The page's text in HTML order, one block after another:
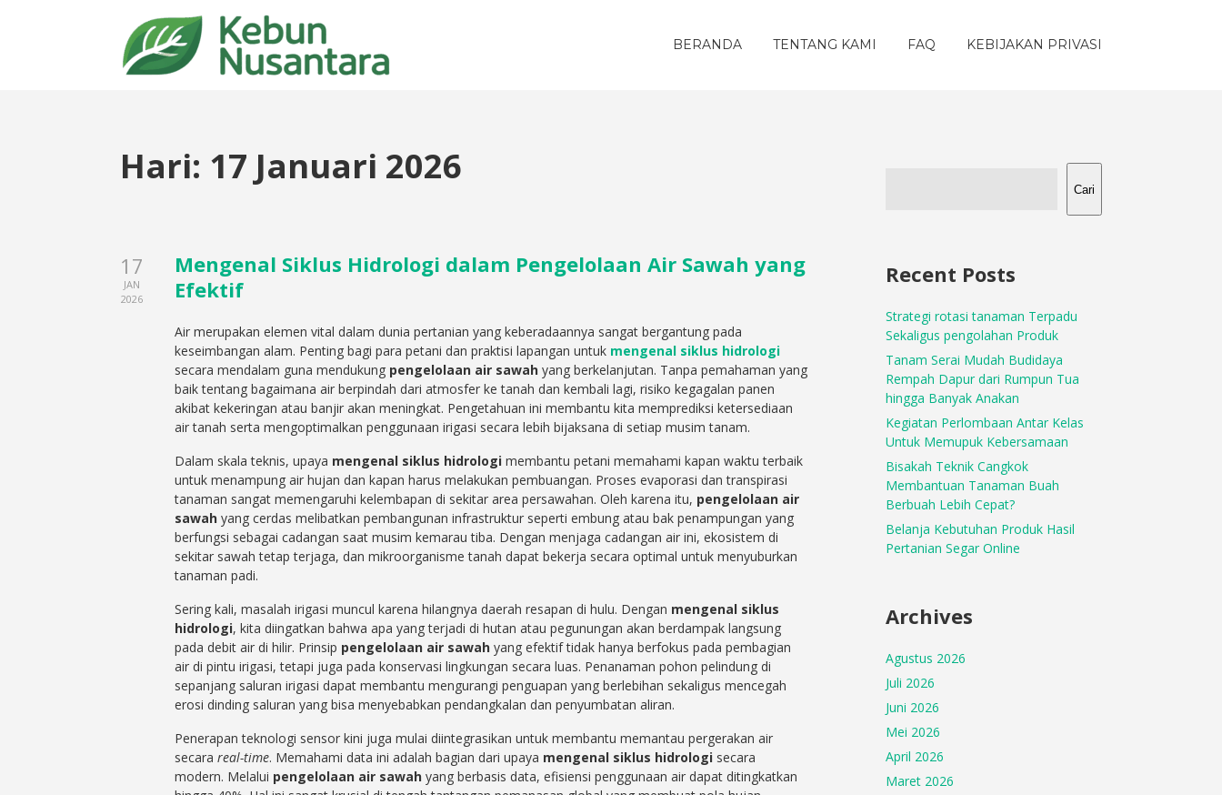
BERANDA TENTANG KAMI FAQ KEBIJAKAN PRIVASI
Hari: 17 Januari 2026
17
JAN
2026
Mengenal Siklus Hidrologi dalam Pengelolaan Air Sawah yang
Efektif
Air merupakan elemen vital dalam dunia pertanian yang keberadaannya sangat bergantung pada
keseimbangan alam. Penting bagi para petani dan praktisi lapangan untuk mengenal siklus hidrologi
secara mendalam guna mendukung pengelolaan air sawah yang berkelanjutan. Tanpa pemahaman yang
baik tentang bagaimana air berpindah dari atmosfer ke tanah dan kembali lagi, risiko kegagalan panen
akibat kekeringan atau banjir akan meningkat. Pengetahuan ini membantu kita memprediksi ketersediaan
air tanah serta mengoptimalkan penggunaan irigasi secara lebih bijaksana di setiap musim tanam.
Dalam skala teknis, upaya mengenal siklus hidrologi membantu petani memahami kapan waktu terbaik
untuk menampung air hujan dan kapan harus melakukan pembuangan. Proses evaporasi dan transpirasi
tanaman sangat memengaruhi kelembapan di sekitar area persawahan. Oleh karena itu, pengelolaan air
sawah yang cerdas melibatkan pembangunan infrastruktur seperti embung atau bak penampungan yang
berfungsi sebagai cadangan saat musim kemarau tiba. Dengan menjaga cadangan air ini, ekosistem di
sekitar sawah tetap terjaga, dan mikroorganisme tanah dapat bekerja secara optimal untuk menyuburkan
tanaman padi.
Sering kali, masalah irigasi muncul karena hilangnya daerah resapan di hulu. Dengan mengenal siklus
hidrologi, kita diingatkan bahwa apa yang terjadi di hutan atau pegunungan akan berdampak langsung
pada debit air di hilir. Prinsip pengelolaan air sawah yang efektif tidak hanya berfokus pada pembagian
air di pintu irigasi, tetapi juga pada konservasi lingkungan secara luas. Penanaman pohon pelindung di
sepanjang saluran irigasi dapat membantu mengurangi penguapan yang berlebihan sekaligus mencegah
erosi dinding saluran yang bisa menyebabkan pendangkalan dan penyumbatan aliran.
Penerapan teknologi sensor kini juga mulai diintegrasikan untuk membantu memantau pergerakan air
secara real-time. Memahami data ini adalah bagian dari upaya mengenal siklus hidrologi secara
modern. Melalui pengelolaan air sawah yang berbasis data, efisiensi penggunaan air dapat ditingkatkan
Cari
Recent Posts
Strategi rotasi tanaman Terpadu
Sekaligus pengolahan Produk
Tanam Serai Mudah Budidaya
Rempah Dapur dari Rumpun Tua
hingga Banyak Anakan
Kegiatan Perlombaan Antar Kelas
Untuk Memupuk Kebersamaan
Bisakah Teknik Cangkok
Membantuan Tanaman Buah
Berbuah Lebih Cepat?
Belanja Kebutuhan Produk Hasil
Pertanian Segar Online
Archives
Agustus 2026
Juli 2026
Juni 2026
Mei 2026
April 2026
Maret 2026